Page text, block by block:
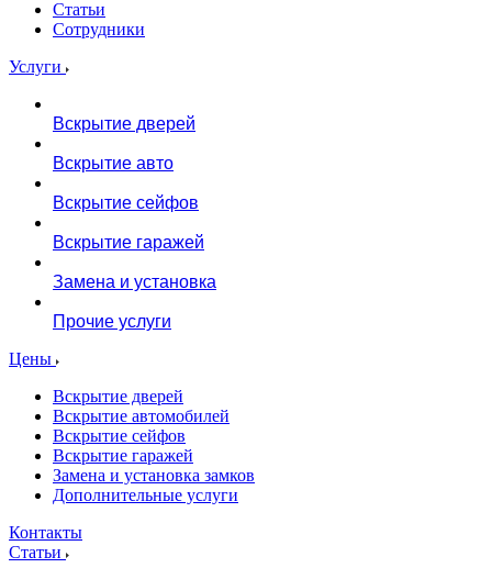
Статьи
Сотрудники
Услуги
Вскрытие дверей
Вскрытие авто
Вскрытие сейфов
Вскрытие гаражей
Замена и установка
Прочие услуги
Цены
Вскрытие дверей
Вскрытие автомобилей
Вскрытие сейфов
Вскрытие гаражей
Замена и установка замков
Дополнительные услуги
Контакты
Статьи